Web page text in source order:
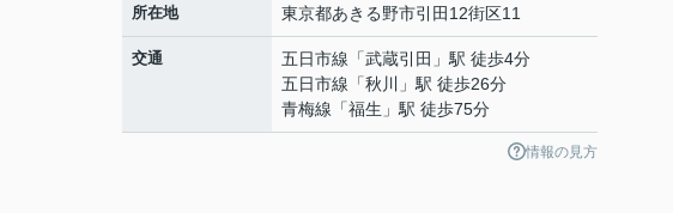
所在地 東京都あきる野市引田 12街区11
交通 五日市線 「武蔵引田 」駅 徒歩4分
五日市線 「秋川
」駅 徒歩26分
青梅線 「福生 」駅 徒歩75分
情報の見方